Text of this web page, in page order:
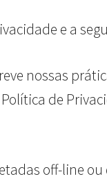
e a
nossas
de
off-line